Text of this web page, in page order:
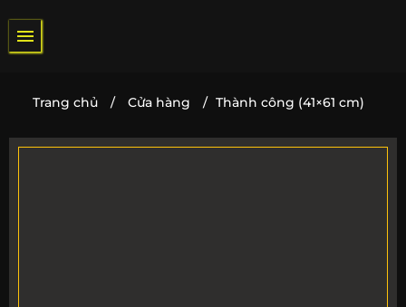
qua
nội
Trang chủ / Cửa hàng / Thành công (41×61 cm)